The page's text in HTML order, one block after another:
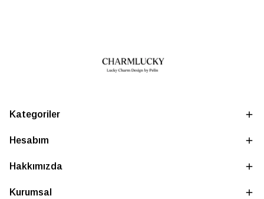
Kategoriler
Hesabım
Hakkımızda
Kurumsal